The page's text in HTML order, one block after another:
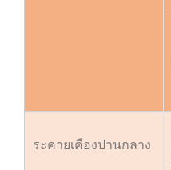
ระคายเคืองปานกลาง